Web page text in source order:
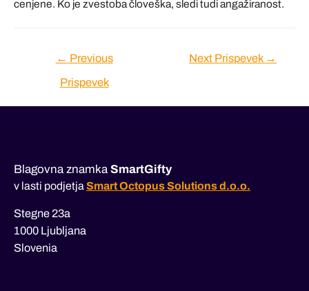
cenjene. Ko je zvestoba človeška, sledi tudi angažiranost.
Navigacija
prispevka
← Previous
Prispevek
Next Prispevek →
Blagovna znamka SmartGifty
v lasti podjetja Smart Octopus Solutions d.o.o.
Stegne 23a
1000 Ljubljana
Slovenia